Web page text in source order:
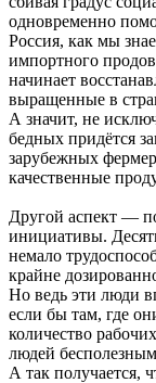
одновременно
Россия, как мы
импортного
начинает
выращенные в
А значит, не
бедных придётся
зарубежных
качественные
Другой аспект —
инициативы.
немало
крайне
Но ведь эти люди
если бы там, где
количество
людей
А так получается,